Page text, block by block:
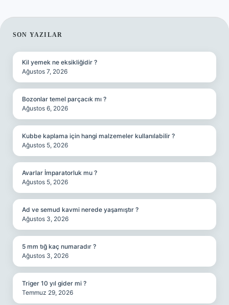
SIDEBAR
SON YAZILAR
Kil yemek ne eksikliğidir ?
Ağustos 7, 2026
Bozonlar temel parçacık mı ?
Ağustos 6, 2026
Kubbe kaplama için hangi malzemeler kullanılabilir ?
Ağustos 5, 2026
Avarlar İmparatorluk mu ?
Ağustos 5, 2026
Ad ve semud kavmi nerede yaşamıştır ?
Ağustos 3, 2026
5 mm tığ kaç numaradır ?
Ağustos 3, 2026
Triger 10 yıl gider mi ?
Temmuz 29, 2026